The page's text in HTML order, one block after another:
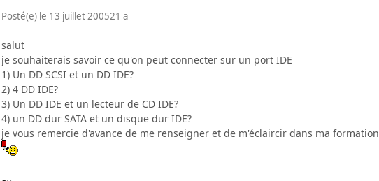
Posté(e) le 13 juillet 200521 a
salut
je souhaiterais savoir ce qu'on peut connecter sur un port IDE
1) Un DD SCSI et un DD IDE?
2) 4 DD IDE?
3) Un DD IDE et un lecteur de CD IDE?
4) un DD dur SATA et un disque dur IDE?
je vous remercie d'avance de me renseigner et de m'éclaircir dans ma formation